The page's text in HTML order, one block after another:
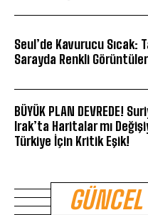
Seul’de Kavurucu Sıcak:
Sarayda Renkli
BÜYÜK PLAN DEVREDE!
Irak’ta Haritalar mı
Türkiye İçin Kritik Eşik!